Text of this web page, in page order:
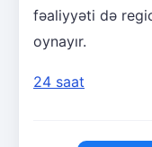
fəaliyyəti də
oynayır.
24 saat